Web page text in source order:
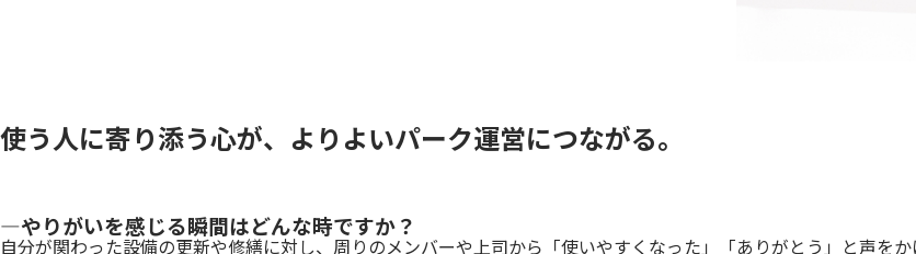
使う人に寄り添う心が、よりよいパーク運営につながる。
―やりがいを感じる瞬間はどんな時ですか？
自分が関わった設備の更新や修繕に対し、周りのメンバーや上司から「使いやすくなった」「ありがとう」と声をか